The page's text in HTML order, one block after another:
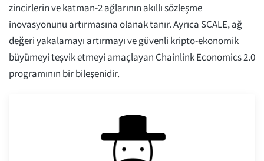
zincirlerin ve katman-2 ağlarının akıllı sözleşme
inovasyonunu artırmasına olanak tanır. Ayrıca SCALE, ağ
değeri yakalamayı artırmayı ve güvenli kripto-ekonomik
büyümeyi teşvik etmeyi amaçlayan Chainlink Economics 2.0
programının bir bileşenidir.